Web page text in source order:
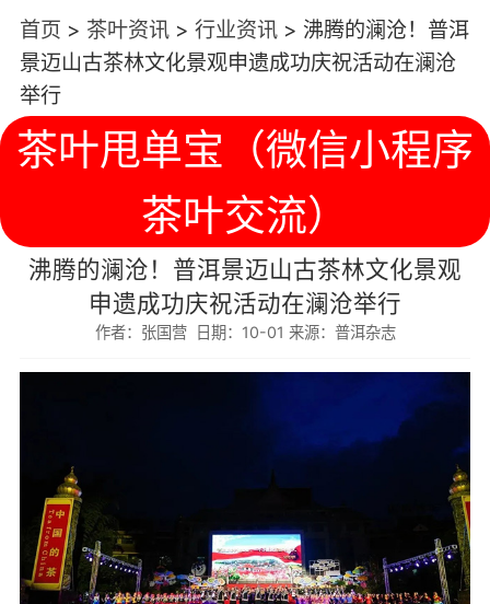
首页 > 茶叶资讯> 行业资讯> 沸腾的澜沧！普洱
景迈山古茶林文化景观申遗成功庆祝活动在澜沧
举行
茶叶甩单宝（微信小程序
茶叶交流）
沸腾的澜沧！普洱景迈山古茶林文化景观
申遗成功庆祝活动在澜沧举行
作者：张国营 日期：10-01 来源：普洱杂志